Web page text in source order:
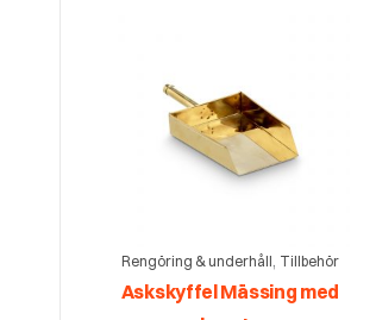
Rengöring & underhåll, Tillbehör
Askskyffel Mässing med